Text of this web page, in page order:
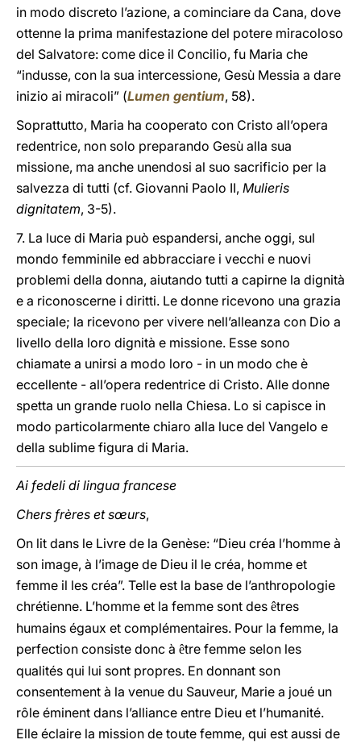
in modo discreto l’azione, a cominciare da Cana, dove
ottenne la prima manifestazione del potere miracoloso
del Salvatore: come dice il Concilio, fu Maria che
“indusse, con la sua intercessione, Gesù Messia a dare
inizio ai miracoli” (Lumen gentium, 58).
Soprattutto, Maria ha cooperato con Cristo all’opera
redentrice, non solo preparando Gesù alla sua
missione, ma anche unendosi al suo sacrificio per la
salvezza di tutti (cf. Giovanni Paolo II, Mulieris
dignitatem, 3-5).
7. La luce di Maria può espandersi, anche oggi, sul
mondo femminile ed abbracciare i vecchi e nuovi
problemi della donna, aiutando tutti a capirne la dignità
e a riconoscerne i diritti. Le donne ricevono una grazia
speciale; la ricevono per vivere nell’alleanza con Dio a
livello della loro dignità e missione. Esse sono
chiamate a unirsi a modo loro - in un modo che è
eccellente - all’opera redentrice di Cristo. Alle donne
spetta un grande ruolo nella Chiesa. Lo si capisce in
modo particolarmente chiaro alla luce del Vangelo e
della sublime figura di Maria.
Ai fedeli di lingua francese
Chers frères et sœurs,
On lit dans le Livre de la Genèse: “Dieu créa l’homme à
son image, à l’image de Dieu il le créa, homme et
femme il les créa”. Telle est la base de l’anthropologie
chrétienne. L’homme et la femme sont des êtres
humains égaux et complémentaires. Pour la femme, la
perfection consiste donc à être femme selon les
qualités qui lui sont propres. En donnant son
consentement à la venue du Sauveur, Marie a joué un
rôle éminent dans l’alliance entre Dieu et l’humanité.
Elle éclaire la mission de toute femme, qui est aussi de